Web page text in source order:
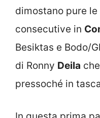
dimostano pure
consecutive in
Besiktas e Bodo/
di Ronny Deila
pressoché in